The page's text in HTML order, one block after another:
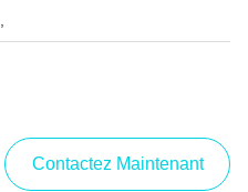
Contactez Maintenant